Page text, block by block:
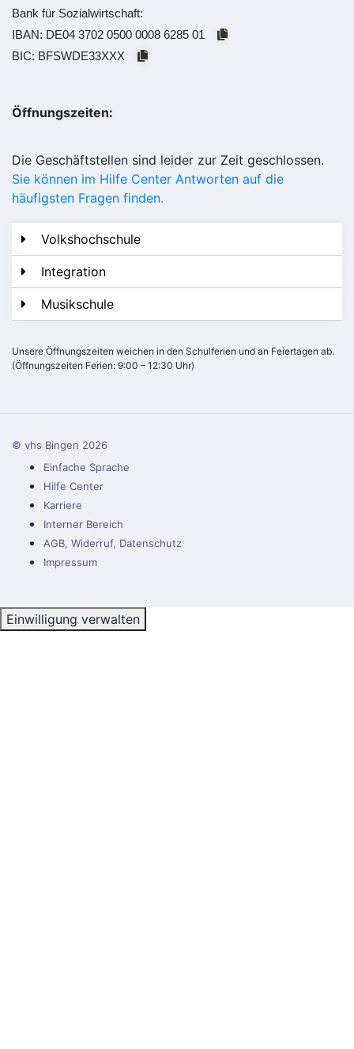
Bank für Sozialwirtschaft:
IBAN: DE04 3702 0500 0008 6285 01
BIC: BFSWDE33XXX
Öffnungszeiten:
Die Geschäftstellen sind leider zur Zeit geschlossen.
Sie können im Hilfe Center Antworten auf die
häufigsten Fragen finden.
Volkshochschule
Integration
Musikschule
Unsere Öffnungszeiten weichen in den Schulferien und an Feiertagen ab.
(Öffnungszeiten Ferien: 9:00 – 12:30 Uhr)
© vhs Bingen 2026
Einfache Sprache
Hilfe Center
Karriere
Interner Bereich
AGB, Widerruf, Datenschutz
Impressum
Einwilligung verwalten